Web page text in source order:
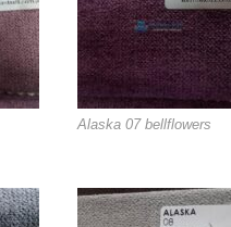
Alaska 07 bellflowers